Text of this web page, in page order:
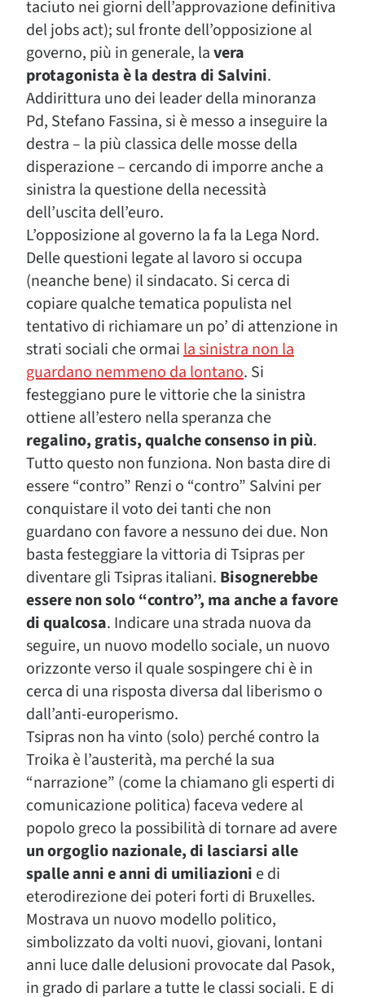
taciuto nei giorni dell’approvazione definitiva
del jobs act); sul fronte dell’opposizione al
governo, più in generale, lavera
protagonista è la destra di Salvini.
Addirittura uno dei leader della minoranza
Pd, Stefano Fassina, si è messo a inseguire la
destra – la più classica delle mosse della
disperazione – cercando di imporre anche a
sinistra la questione della necessità
dell’uscita dell’euro.
L’opposizione al governo la fa la Lega Nord.
Delle questioni legate al lavoro si occupa
(neanche bene) il sindacato. Si cerca di
copiare qualche tematica populista nel
tentativo di richiamare un po’ di attenzione in
strati sociali che ormaila sinistra non la
guardano nemmeno da lontano. Si
festeggiano pure le vittorie che la sinistra
ottiene all’estero nella speranza che
regalino, gratis, qualche consenso in più.
Tutto questo non funziona. Non basta dire di
essere “contro” Renzi o “contro” Salvini per
conquistare il voto dei tanti che non
guardano con favore a nessuno dei due. Non
basta festeggiare la vittoria di Tsipras per
diventare gli Tsipras italiani. Bisognerebbe
essere non solo “contro”, ma anche a favore
di qualcosa. Indicare una strada nuova da
seguire, un nuovo modello sociale, un nuovo
orizzonte verso il quale sospingere chi è in
cerca di una risposta diversa dal liberismo o
dall’anti-europerismo.
Tsipras non ha vinto (solo) perché contro la
Troika è l’austerità, ma perché la sua
“narrazione” (come la chiamano gli esperti di
comunicazione politica) faceva vedere al
popolo greco la possibilità di tornare ad avere
un orgoglio nazionale, di lasciarsi alle
spalle anni e anni di umiliazioni e di
eterodirezione dei poteri forti di Bruxelles.
Mostrava un nuovo modello politico,
simbolizzato da volti nuovi, giovani, lontani
anni luce dalle delusioni provocate dal Pasok,
in grado di parlare a tutte le classi sociali. E di